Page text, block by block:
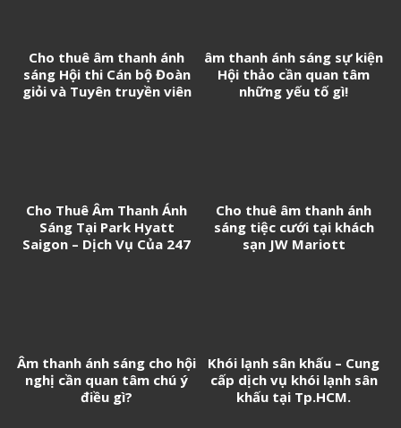
Cho thuê âm thanh ánh
sáng Hội thi Cán bộ Đoàn
giỏi và Tuyên truyền viên
âm thanh ánh sáng sự kiện
Hội thảo cần quan tâm
những yếu tố gì!
Cho Thuê Âm Thanh Ánh
Sáng Tại Park Hyatt
Saigon – Dịch Vụ Của 247
Cho thuê âm thanh ánh
sáng tiệc cưới tại khách
sạn JW Mariott
Âm thanh ánh sáng cho hội
nghị cần quan tâm chú ý
điều gì?
Khói lạnh sân khấu – Cung
cấp dịch vụ khói lạnh sân
khấu tại Tp.HCM.